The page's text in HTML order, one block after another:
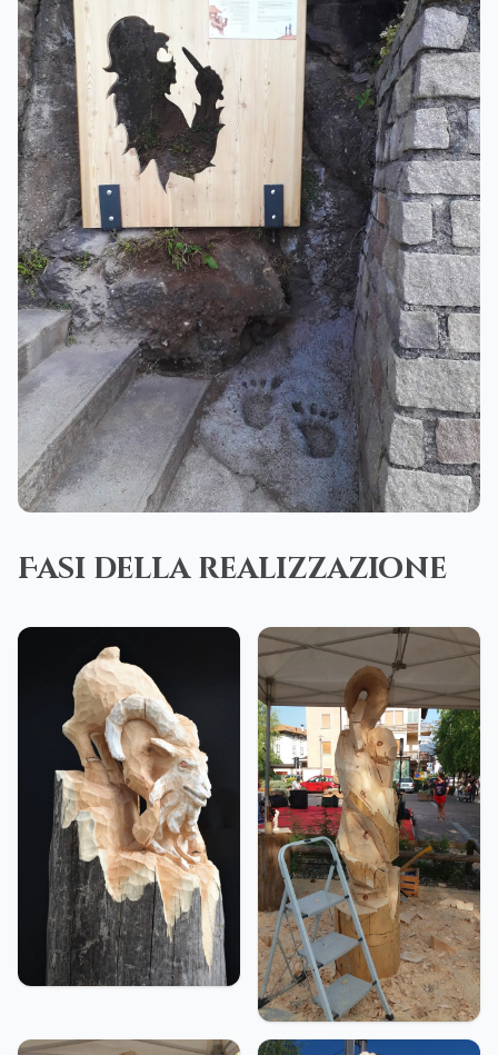
Fasi della realizzazione